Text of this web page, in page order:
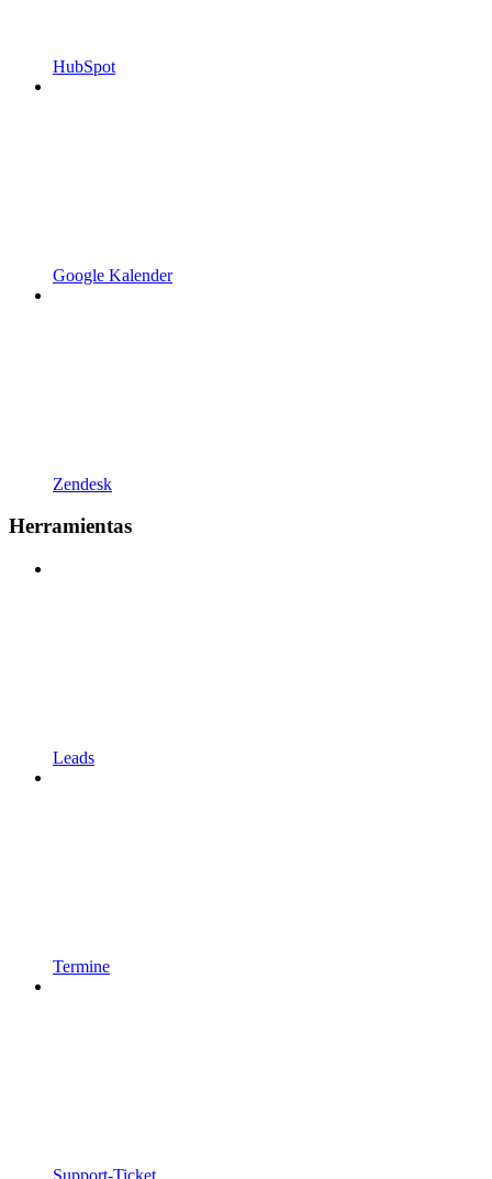
HubSpot
Google Kalender
Zendesk
Herramientas
Leads
Termine
Support-Ticket